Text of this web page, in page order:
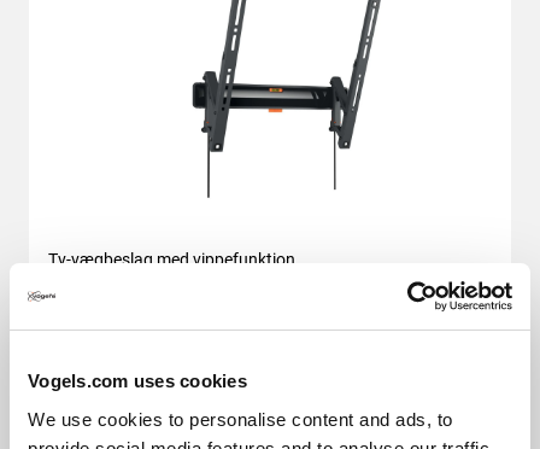
Vogels.com uses cookies
We use cookies to personalise content and ads, to
Tv-vægbeslag med vippefunktion
Dit tv på væggen i den perfekte vinkel, trygt og